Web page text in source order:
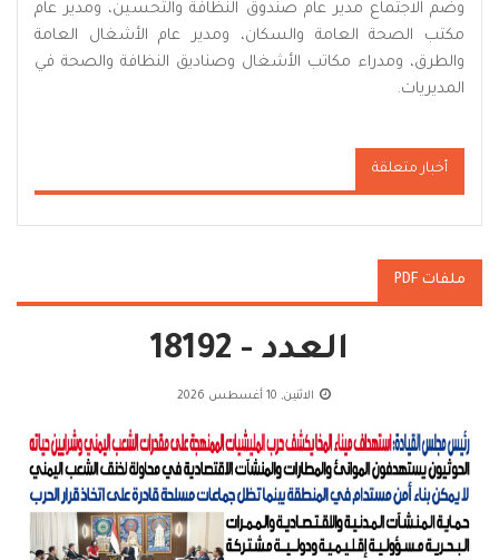
وضم الاجتماع مدير عام صندوق النظافة والتحسين، ومدير عام
مكتب الصحة العامة والسكان، ومدير عام الأشغال العامة
والطرق، ومدراء مكاتب الأشغال وصناديق النظافة والصحة في
المديريات.
أخبار متعلقة
ملفات PDF
العدد - 18192
الاثنين, 10 أغسطس 2026